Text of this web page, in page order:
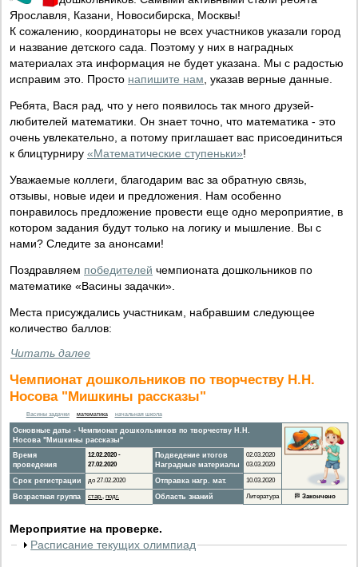
Ярославля, Казани, Новосибирска, Москвы!
К сожалению, координаторы не всех участников указали город
и название детского сада. Поэтому у них в наградных
материалах эта информация не будет указана. Мы с радостью
исправим это. Просто напишите нам, указав верные данные.
Ребята, Вася рад, что у него появилось так много друзей-
любителей математики. Он знает точно, что математика - это
очень увлекательно, а потому приглашает вас присоединиться
к блицтурниру «Математические ступеньки»!
Уважаемые коллеги, благодарим вас за обратную связь,
отзывы, новые идеи и предложения. Нам особенно
понравилось предложение провести еще одно мероприятие, в
котором задания будут только на логику и мышление. Вы с
нами? Следите за анонсами!
Поздравляем победителей чемпионата дошкольников по
математике «Васины задачки».
Места присуждались участникам, набравшим следующее
количество баллов:
Читать далее
Чемпионат дошкольников по творчеству Н.Н.
Носова "Мишкины рассказы"
Васины задачки математика начальная школа
Основные даты - Чемпионат дошкольников по творчеству Н.Н.
Носова "Мишкины рассказы"
Время
проведения
12.02.2020 -
27.02.2020
Подведение итогов
Наградные материалы
02.03.2020
03.03.2020
Срок регистрации до 27.02.2020 Отправка нагр. мат. 10.03.2020
Возрастная группа стар., подг. Область знаний Литература 🏁 Закончено
Мероприятие на проверке.
Расписание текущих олимпиад